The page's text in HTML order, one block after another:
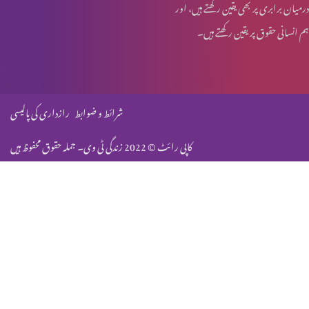
جنابِ مسیح، کشمیر میں
درمیان برابری پر بھی یقین رکھتے ہیں، اور
ہم انسانی حقوق پر یقین رکھتے ہیں۔
کاپی رائٹ © 2022 زندگی ٹی وی۔ جملہ حقوق محفوظ ہیں
شرائط و ضوابط رازداری کی پالیسی